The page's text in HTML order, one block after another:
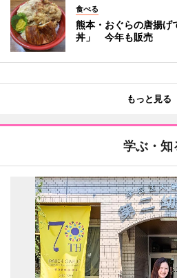
食べる
熊本・おぐらの唐揚げ
丼」 今年も販売
もっと見る
学ぶ・知